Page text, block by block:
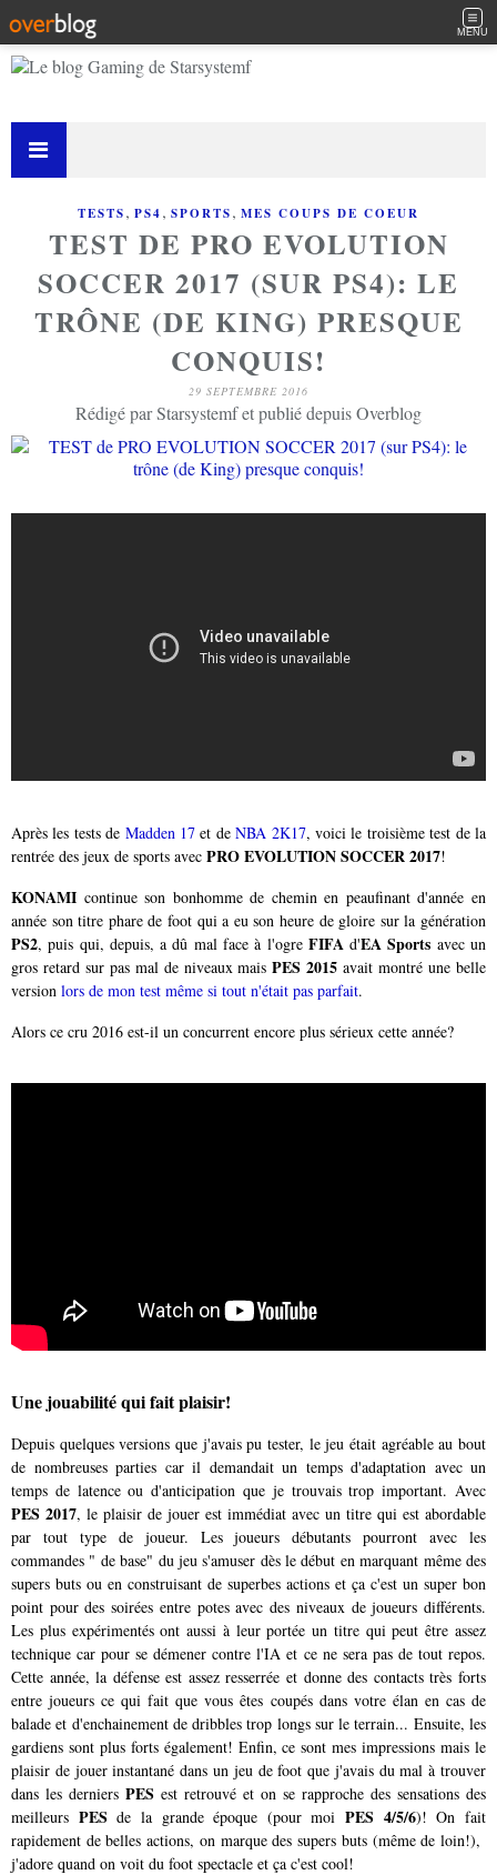
MENU
TESTS, PS4, SPORTS, MES COUPS DE COEUR
TEST DE PRO EVOLUTION
SOCCER 2017 (SUR PS4): LE
TRÔNE (DE KING) PRESQUE
CONQUIS!
29 SEPTEMBRE 2016
Rédigé par Starsystemf et publié depuis Overblog
Après les tests de Madden 17 et deNBA 2K17, voici le troisième test de la
rentrée des jeux de sports avec PRO EVOLUTION SOCCER 2017!
KONAMI continue son bonhomme de chemin en peaufinant d'année en
année son titre phare de foot qui a eu son heure de gloire sur la génération
PS2, puis qui, depuis, a dû mal face à l'ogre FIFA d'EA Sports avec un
gros retard sur pas mal de niveaux maisPES 2015 avait montré une belle
version lors de mon test même si tout n'était pas parfait.
Alors ce cru 2016 est-il un concurrent encore plus sérieux cette année?
Une jouabilité qui fait plaisir!
Depuis quelques versions que j'avais pu tester, le jeu était agréable au bout
de nombreuses parties car il demandait un temps d'adaptation avec un
temps de latence ou d'anticipation que je trouvais trop important. Avec
PES 2017, le plaisir de jouer est immédiat avec un titre qui est abordable
par tout type de joueur. Les joueurs débutants pourront avec les
commandes " de base" du jeu s'amuser dès le début en marquant même des
supers buts ou en construisant de superbes actions et ça c'est un super bon
point pour des soirées entre potes avec des niveaux de joueurs différents.
Les plus expérimentés ont aussi à leur portée un titre qui peut être assez
technique car pour se démener contre l'IA et ce ne sera pas de tout repos.
Cette année, la défense est assez resserrée et donne des contacts très forts
entre joueurs ce qui fait que vous êtes coupés dans votre élan en cas de
balade et d'enchainement de dribbles trop longs sur le terrain... Ensuite, les
gardiens sont plus forts également! Enfin, ce sont mes impressions mais le
plaisir de jouer instantané dans un jeu de foot que j'avais du mal à trouver
dans les derniers PES est retrouvé et on se rapproche des sensations des
meilleurs PES de la grande époque (pour moiPES 4/5/6)! On fait
rapidement de belles actions, on marque des supers buts (même de loin!),
j'adore quand on voit du foot spectacle et ça c'est cool!